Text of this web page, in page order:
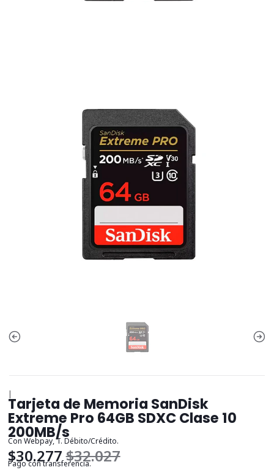
|
Tarjeta de Memoria SanDisk
Extreme Pro 64GB SDXC Clase 10
200MB/s
Con Webpay, T. Débito/Crédito.
$30.277$32.027
Pago con transferencia.